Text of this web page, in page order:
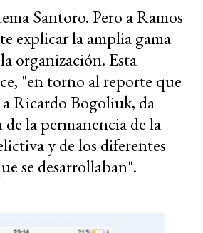
Santoro. Pero a Ramos
explicar la amplia gama
organización. Esta
"en torno al reporte que
Ricardo Bogoliuk, da
la permanencia de la
y de los diferentes
se desarrollaban".